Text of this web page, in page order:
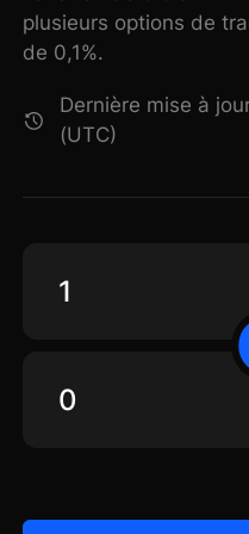
plusieurs options de
de 0,1%.
Dernière mise à
(UTC)